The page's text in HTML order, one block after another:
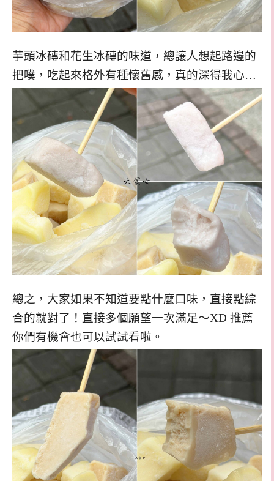
芋頭冰磚和花生冰磚的味道，總讓人想起路邊的
把噗，吃起來格外有種懷舊感，真的深得我心…
總之，大家如果不知道要點什麼口味，直接點綜
合的就對了！直接多個願望一次滿足～XD 推薦
你們有機會也可以試試看啦。